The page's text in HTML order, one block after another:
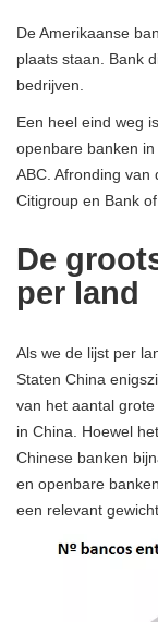
De Amerikaanse
plaats staan. Bank
bedrijven.
Een heel eind weg
openbare banken
ABC. Afronding van
Citigroup en Bank
De
per land
Als we de lijst per
Staten China
van het aantal
in China. Hoewel
Chinese banken
en openbare
een relevant